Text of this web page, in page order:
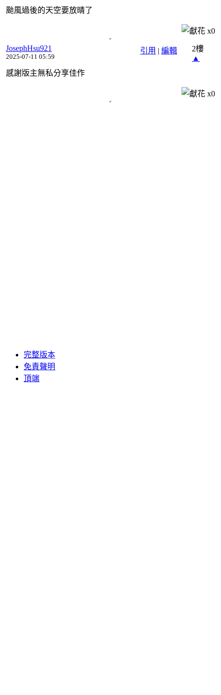
颱風過後的天空要放晴了
x0
引用 | 編輯
JosephHsu921
2025-07-11 05:59
2樓
▲
感謝版主無私分享佳作
x0
完整版本
免責聲明
頂端